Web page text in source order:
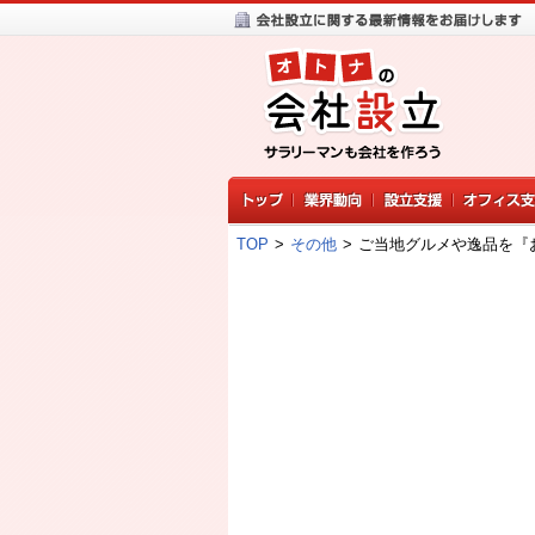
TOP > その他 > ご当地グルメや逸品を